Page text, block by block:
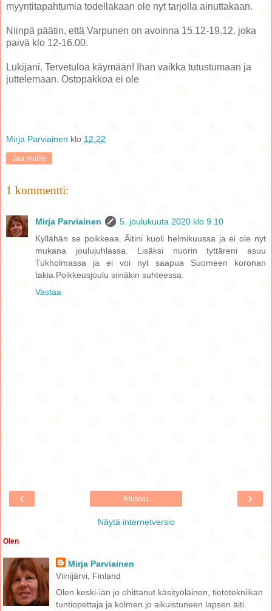
myyntitapahtumia todellakaan ole nyt tarjolla ainuttakaan.
Niinpä päätin, että Varpunen on avoinna 15.12-19.12. joka
paivä klo 12-16.00.
Lukijani. Tervetuloa käymään! Ihan vaikka tutustumaan ja
juttelemaan. Ostopakkoa ei ole
Mirja Parviainen klo 12.22
Jaa muille
1 kommentti:
Mirja Parviainen
5. joulukuuta 2020 klo 9.10
Kyllähän se poikkeaa. Äitini kuoli helmikuussa ja ei ole nyt
mukana joulujuhlassa. Lisäksi nuorin tyttäreni asuu
Tukholmassa ja ei voi nyt saapua Suomeen koronan
takia.Poikkeusjoulu siinäkin suhteessa.
Vastaa
‹ ›
Etusivu
Näytä internetversio
Olen
Mirja Parviainen
Viinijärvi, Finland
Olen keski-iän jo ohittanut käsityöläinen, tietotekniikan
tuntiopettaja ja kolmen jo aikuistuneen lapsen äiti.